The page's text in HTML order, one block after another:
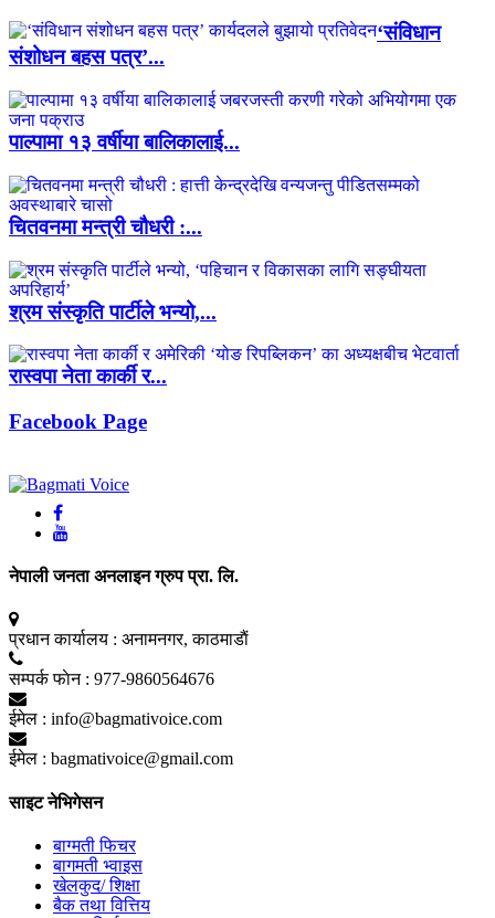
‘संविधान
संशोधन बहस पत्र’...
पाल्पामा १३ वर्षीया बालिकालाई...
चितवनमा मन्त्री चौधरी :...
श्रम संस्कृति पार्टीले भन्यो,...
रास्वपा नेता कार्की र...
Facebook Page
नेपाली जनता अनलाइन ग्रुप प्रा. लि.
प्रधान कार्यालय : अनामनगर, काठमाडाैं
सम्पर्क फाेन : 977-9860564676
ईमेल : info@bagmativoice.com
ईमेल : bagmativoice@gmail.com
साइट नेभिगेसन
बाग्मती फिचर
बागमती भ्वाइस
खेलकुद/ शिक्षा
बैक तथा वित्तिय